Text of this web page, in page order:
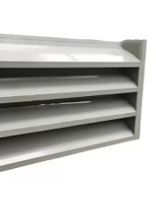
Первым шагом
звука на
с пиковой
комфортной
Чтобы
разработала
позволило